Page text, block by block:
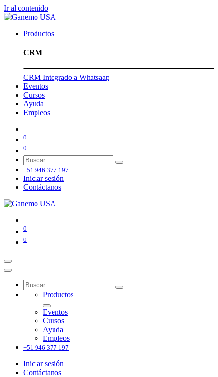
Ir al contenido
Productos
CRM
CRM Integrado a Whatsaap
Eventos
Cursos
Ayuda
Empleos
0
0
+51 946 377 197
Iniciar sesión
Contáctanos
0
0
Productos
Eventos
Cursos
Ayuda
Empleos
+51 946 377 197
Iniciar sesión
Contáctanos